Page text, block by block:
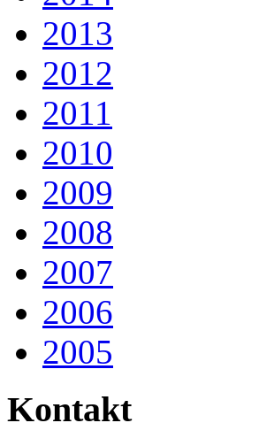
2013
2012
2011
2010
2009
2008
2007
2006
2005
Kontakt